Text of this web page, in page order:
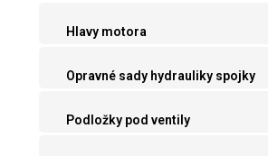
Hlavy motora
Opravné sady hydrauliky spojky
Podložky pod ventily